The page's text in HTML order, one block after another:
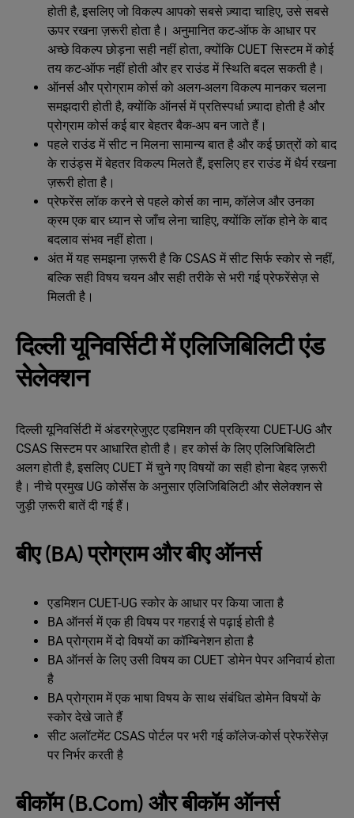
होती है, इसलिए जो विकल्प आपको सबसे ज़्यादा चाहिए, उसे सबसे
ऊपर रखना ज़रूरी होता है। अनुमानित कट-ऑफ के आधार पर
अच्छे विकल्प छोड़ना सही नहीं होता, क्योंकि CUET सिस्टम में कोई
तय कट-ऑफ नहीं होती और हर राउंड में स्थिति बदल सकती है।
ऑनर्स और प्रोग्राम कोर्स को अलग-अलग विकल्प मानकर चलना
समझदारी होती है, क्योंकि ऑनर्स में प्रतिस्पर्धा ज़्यादा होती है और
प्रोग्राम कोर्स कई बार बेहतर बैक-अप बन जाते हैं।
पहले राउंड में सीट न मिलना सामान्य बात है और कई छात्रों को बाद
के राउंड्स में बेहतर विकल्प मिलते हैं, इसलिए हर राउंड में धैर्य रखना
ज़रूरी होता है।
प्रेफरेंस लॉक करने से पहले कोर्स का नाम, कॉलेज और उनका
क्रम एक बार ध्यान से जाँच लेना चाहिए, क्योंकि लॉक होने के बाद
बदलाव संभव नहीं होता।
अंत में यह समझना ज़रूरी है कि CSAS में सीट सिर्फ स्कोर से नहीं,
बल्कि सही विषय चयन और सही तरीके से भरी गई प्रेफरेंसेज़ से
मिलती है।
दिल्ली यूनिवर्सिटी में एलिजिबिलिटी एंड
सेलेक्शन
दिल्ली यूनिवर्सिटी में अंडरग्रेजुएट एडमिशन की प्रक्रिया CUET-UG और
CSAS सिस्टम पर आधारित होती है। हर कोर्स के लिए एलिजिबिलिटी
अलग होती है, इसलिए CUET में चुने गए विषयों का सही होना बेहद ज़रूरी
है। नीचे प्रमुख UG कोर्सेस के अनुसार एलिजिबिलिटी और सेलेक्शन से
जुड़ी ज़रूरी बातें दी गई हैं।
बीए (BA) प्रोग्राम और बीए ऑनर्स
एडमिशन CUET-UG स्कोर के आधार पर किया जाता है
BA ऑनर्स में एक ही विषय पर गहराई से पढ़ाई होती है
BA प्रोग्राम में दो विषयों का कॉम्बिनेशन होता है
BA ऑनर्स के लिए उसी विषय का CUET डोमेन पेपर अनिवार्य होता
है
BA प्रोग्राम में एक भाषा विषय के साथ संबंधित डोमेन विषयों के
स्कोर देखे जाते हैं
सीट अलॉटमेंट CSAS पोर्टल पर भरी गई कॉलेज-कोर्स प्रेफरेंसेज़
पर निर्भर करती है
बीकॉम (B.Com) और बीकॉम ऑनर्स